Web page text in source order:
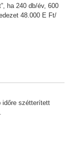
ha 240 db/év, 600
48.000 E Ft/
időre szétterített